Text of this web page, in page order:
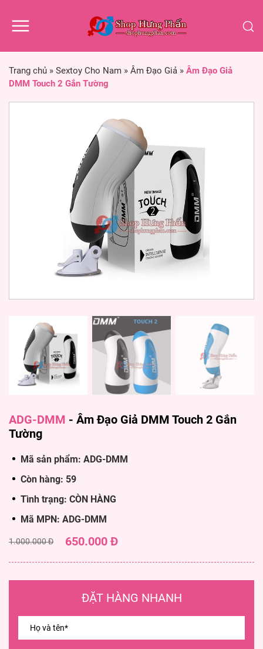
Trang chủ » Sextoy Cho Nam » Âm Đạo Giả » Âm Đạo Giả
DMM Touch 2 Gắn Tường
ADG-DMM - Âm Đạo Giả DMM Touch 2 Gắn
Tường
Mã sản phẩm: ADG-DMM
Còn hàng: 59
Tình trạng: CÒN HÀNG
Mã MPN: ADG-DMM
1.000.000 Đ 650.000 Đ
ĐẶT HÀNG NHANH